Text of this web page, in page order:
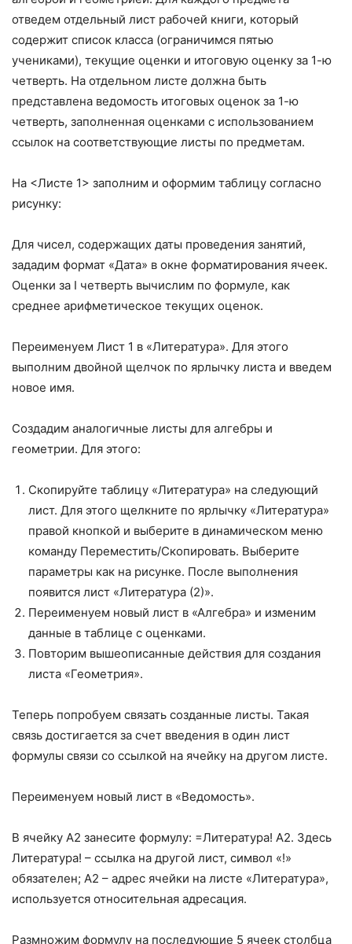
отведем отдельный лист рабочей книги, который
содержит список класса (ограничимся пятью
учениками), текущие оценки и итоговую оценку за 1-ю
четверть. На отдельном листе должна быть
представлена ведомость итоговых оценок за 1-ю
четверть, заполненная оценками с использованием
ссылок на соответствующие листы по предметам.
На <Листе 1> заполним и оформим таблицу согласно
рисунку:
Для чисел, содержащих даты проведения занятий,
зададим формат «Дата» в окне форматирования ячеек.
Оценки за I четверть вычислим по формуле, как
среднее арифметическое текущих оценок.
Переименуем Лист 1 в «Литература». Для этого
выполним двойной щелчок по ярлычку листа и введем
новое имя.
Создадим аналогичные листы для алгебры и
геометрии. Для этого:
Скопируйте таблицу «Литература» на следующий
лист. Для этого щелкните по ярлычку «Литература»
правой кнопкой и выберите в динамическом меню
команду Переместить/Скопировать. Выберите
параметры как на рисунке. После выполнения
появится лист «Литература (2)».
Переименуем новый лист в «Алгебра» и изменим
данные в таблице с оценками.
Повторим вышеописанные действия для создания
листа «Геометрия».
Теперь попробуем связать созданные листы. Такая
связь достигается за счет введения в один лист
формулы связи со ссылкой на ячейку на другом листе.
Переименуем новый лист в «Ведомость».
В ячейку А2 занесите формулу: =Литература! А2. Здесь
Литература! – ссылка на другой лист, символ «!»
обязателен; А2 – адрес ячейки на листе «Литература»,
используется относительная адресация.
Размножим формулу на последующие 5 ячеек столбца